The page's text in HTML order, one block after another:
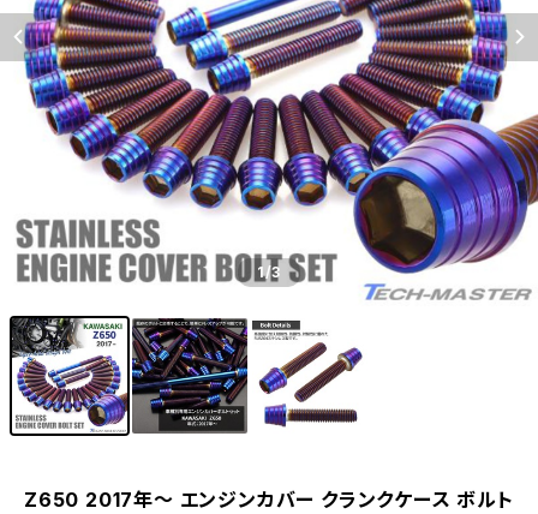
1/3
Z650 2017年〜 エンジンカバー クランクケース ボルト